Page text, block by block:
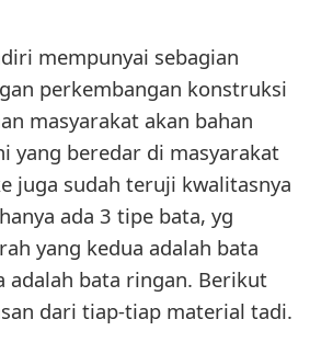
mempunyai sebagian
perkembangan konstruksi
masyarakat akan bahan
yang beredar di masyarakat
juga sudah teruji kwalitasnya
ada 3 tipe bata, yg
yang kedua adalah bata
adalah bata ringan. Berikut
dari tiap-tiap material tadi.